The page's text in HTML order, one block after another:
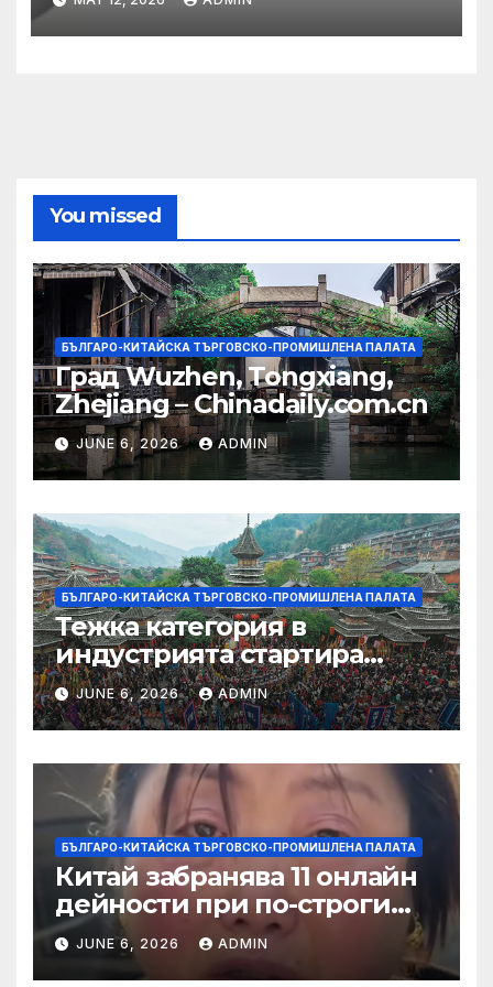
община
You missed
БЪЛГАРО-КИТАЙСКА ТЪРГОВСКО-ПРОМИШЛЕНА ПАЛАТА
Град Wuzhen, Tongxiang,
Zhejiang – Chinadaily.com.cn
JUNE 6, 2026 ADMIN
БЪЛГАРО-КИТАЙСКА ТЪРГОВСКО-ПРОМИШЛЕНА ПАЛАТА
Тежка категория в
индустрията стартира
алианс за космическа
слънчева енергия
JUNE 6, 2026 ADMIN
БЪЛГАРО-КИТАЙСКА ТЪРГОВСКО-ПРОМИШЛЕНА ПАЛАТА
Китай забранява 11 онлайн
дейности при по-строги
правила за ограничаване на
слуховете и
JUNE 6, 2026 ADMIN